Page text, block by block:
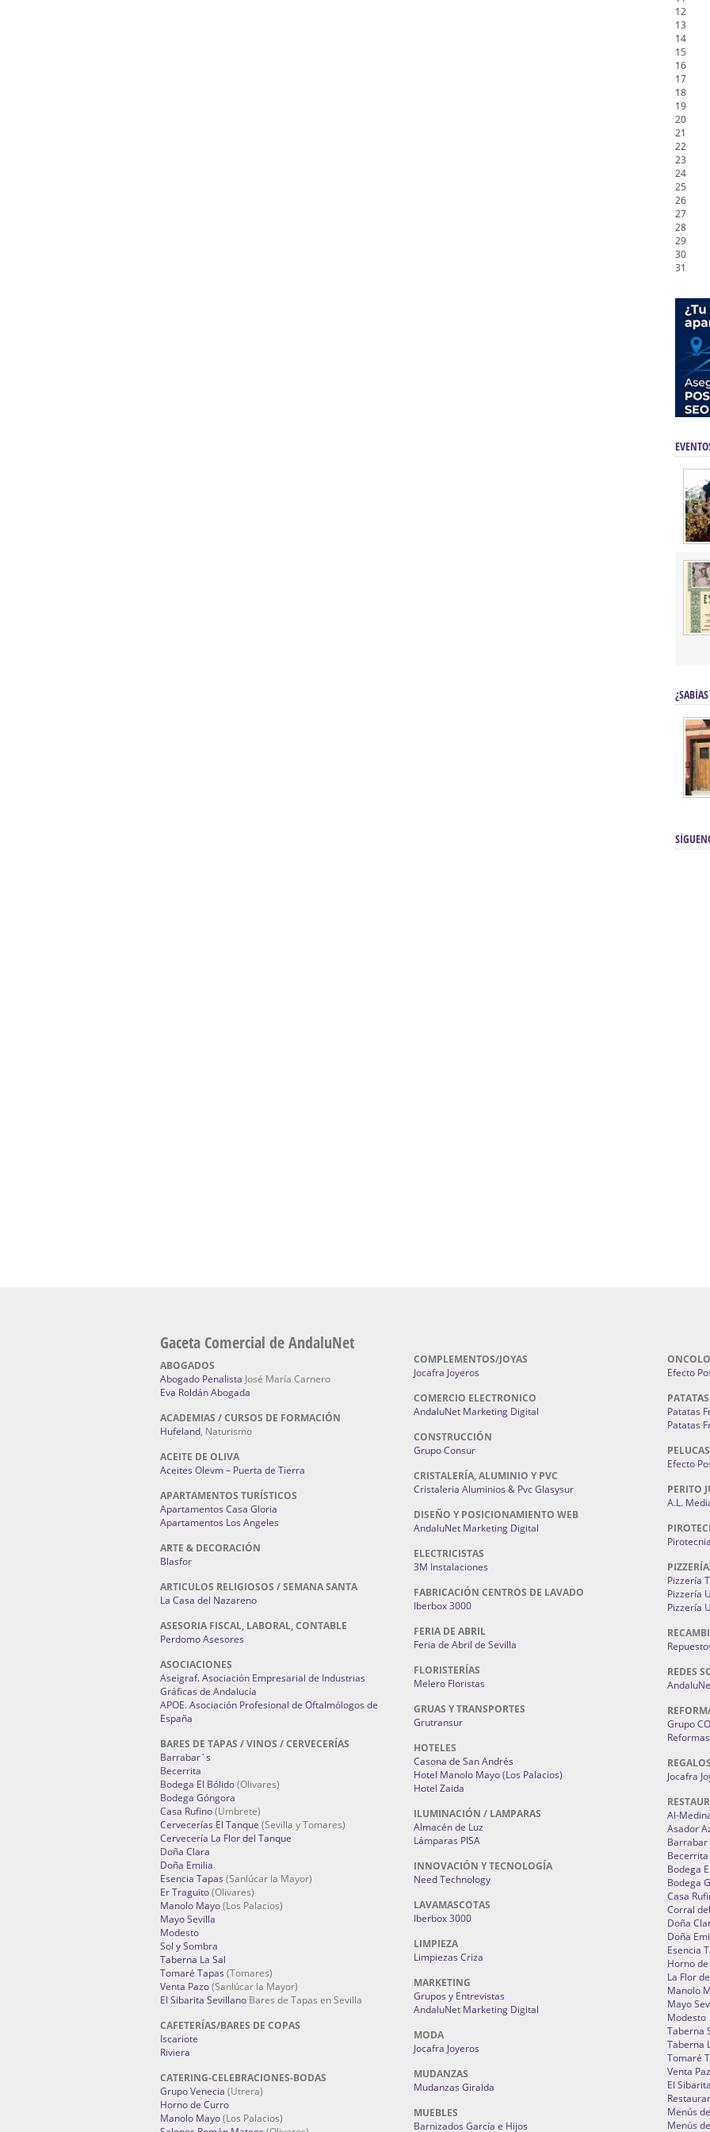
12
13
14
15
16
17
18
19
20
21
22
23
24
25
26
27
28
29
30
31
Gaceta Comercial de AndaluNet
ABOGADOS
Abogado Penalista José María Carnero
Eva Roldán Abogada
ACADEMIAS / CURSOS DE FORMACIÓN
Hufeland, Naturismo
ACEITE DE OLIVA
Aceites Olevm – Puerta de Tierra
APARTAMENTOS TURÍSTICOS
Apartamentos Casa Gloria
Apartamentos Los Angeles
ARTE & DECORACIÓN
Blasfor
ARTICULOS RELIGIOSOS / SEMANA SANTA
La Casa del Nazareno
ASESORIA FISCAL, LABORAL, CONTABLE
Perdomo Asesores
ASOCIACIONES
Aseigraf. Asociación Empresarial de Industrias
Gráficas de Andalucía
APOE. Asociación Profesional de Oftalmólogos de
España
BARES DE TAPAS / VINOS / CERVECERÍAS
Barrabar´s
Becerrita
Bodega El Bólido(Olivares)
Bodega Góngora
Casa Rufino(Umbrete)
Cervecerías El Tanque (Sevilla y Tomares)
Cervecería La Flor del Tanque
Doña Clara
Doña Emilia
Esencia Tapas (Sanlúcar la Mayor)
Er Traguito(Olivares)
Manolo Mayo(Los Palacios)
Mayo Sevilla
Modesto
Sol y Sombra
Taberna La Sal
Tomaré Tapas (Tomares)
Venta Pazo(Sanlúcar la Mayor)
El Sibarita Sevillano Bares de Tapas en Sevilla
CAFETERÍAS/BARES DE COPAS
Iscariote
Riviera
CATERING-CELEBRACIONES-BODAS
Grupo Venecia (Utrera)
Horno de Curro
Manolo Mayo(Los Palacios)
COMPLEMENTOS/JOYAS
Jocafra Joyeros
COMERCIO ELECTRONICO
AndaluNet Marketing Digital
CONSTRUCCIÓN
Grupo Consur
CRISTALERÍA, ALUMINIO Y PVC
Cristaleria Aluminios & Pvc Glasysur
DISEÑO Y POSICIONAMIENTO WEB
AndaluNet Marketing Digital
ELECTRICISTAS
3M Instalaciones
FABRICACIÓN CENTROS DE LAVADO
Iberbox 3000
FERIA DE ABRIL
Feria de Abril de Sevilla
FLORISTERÍAS
Melero Floristas
GRUAS Y TRANSPORTES
Grutransur
HOTELES
Casona de San Andrés
Hotel Manolo Mayo (Los Palacios)
Hotel Zaida
ILUMINACIÓN / LAMPARAS
Almacén de Luz
Lámparas PISA
INNOVACIÓN Y TECNOLOGÍA
Need Technology
LAVAMASCOTAS
Iberbox 3000
LIMPIEZA
Limpiezas Criza
MARKETING
Grupos y Entrevistas
AndaluNet Marketing Digital
MODA
Jocafra Joyeros
MUDANZAS
Mudanzas Giralda
MUEBLES
Barnizados García e Hijos
Efecto
Patatas
Patatas
PELUCAS
Efecto
PERITO
A.L.
Pizzería
Pizzería
Pizzería
REDES
Grupo
Jocafra
Al-
Asador
Becerrita
Bodega
Bodega
Casa
Corral
Doña
Doña
Esencia
Horno
La Flor
Manolo
Mayo
Modesto
Taberna
Taberna
Tomaré
Venta
El
Menús
Menús